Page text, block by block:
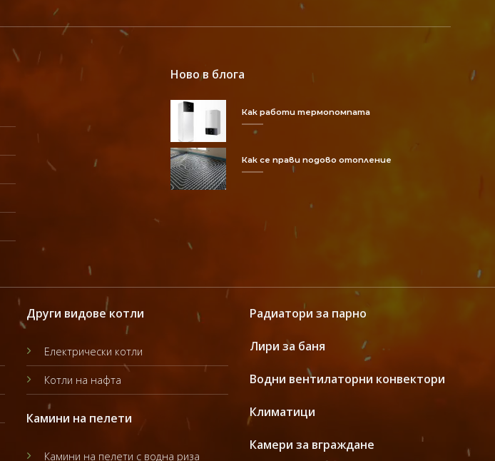
Ново в блога
Как работи термопомпата
Как се прави подово отопление
Други видове котли
Електрически котли
Котли на нафта
Камини на пелети
Камини на пелети с водна риза
Радиатори за парно
Лири за баня
Водни вентилаторни конвектори
Климатици
Камери за вграждане